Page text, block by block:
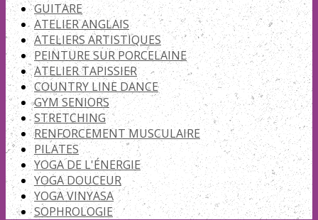
GUITARE
ATELIER ANGLAIS
ATELIERS ARTISTIQUES
PEINTURE SUR PORCELAINE
ATELIER TAPISSIER
COUNTRY LINE DANCE
GYM SENIORS
STRETCHING
RENFORCEMENT MUSCULAIRE
PILATES
YOGA DE L'ÉNERGIE
YOGA DOUCEUR
YOGA VINYASA
SOPHROLOGIE